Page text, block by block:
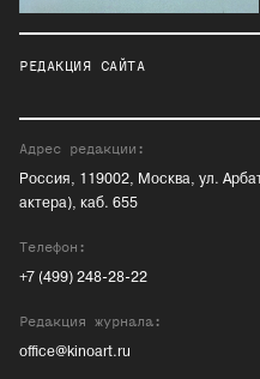
РЕДАКЦИЯ САЙТА
Адрес редакции:
Россия, 119002, Москва, ул.
актера), каб. 655
Телефон:
+7 (499) 248-28-22
Редакция журнала:
office@kinoart.ru